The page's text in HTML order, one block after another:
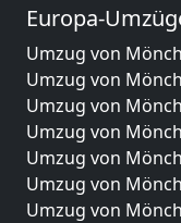
Europa-
Umzug von
Umzug von
Umzug von
Umzug von
Umzug von
Umzug von
Umzug von